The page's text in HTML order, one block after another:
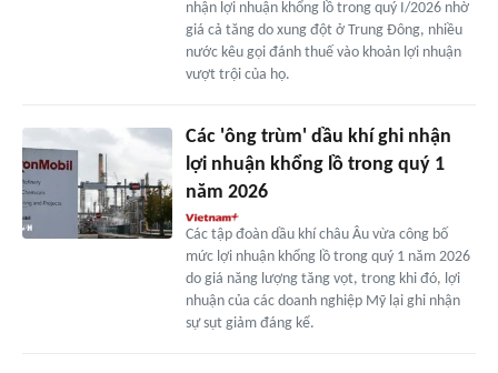
nhận lợi nhuận khổng lồ trong quý I/2026 nhờ
giá cả tăng do xung đột ở Trung Đông, nhiều
nước kêu gọi đánh thuế vào khoản lợi nhuận
vượt trội của họ.
Các 'ông trùm' dầu khí ghi nhận
lợi nhuận khổng lồ trong quý 1
năm 2026
Các tập đoàn dầu khí châu Âu vừa công bố
mức lợi nhuận khổng lồ trong quý 1 năm 2026
do giá năng lượng tăng vọt, trong khi đó, lợi
nhuận của các doanh nghiệp Mỹ lại ghi nhận
sự sụt giảm đáng kể.